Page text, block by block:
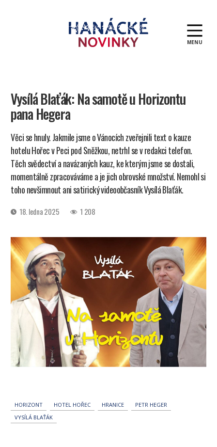
MENU
Vysílá Blaťák: Na samotě u Horizontu
pana Hegera
Věci se hnuly. Jakmile jsme o Vánocích zveřejnili text o kauze
hotelu Hořec v Peci pod Sněžkou, netrhl se v redakci telefon.
Těch svědectví a navázaných kauz, ke kterým jsme se dostali,
momentálně zpracováváme a je jich obrovské množství. Nemohl si
toho nevšimnout ani satirický videoobčasník Vysílá Blaťák.
Datum18. ledna 2025 1 208
HORIZONT HOTEL HOŘEC HRANICE
PETR HEGER
VYSÍLÁ BLAŤÁK